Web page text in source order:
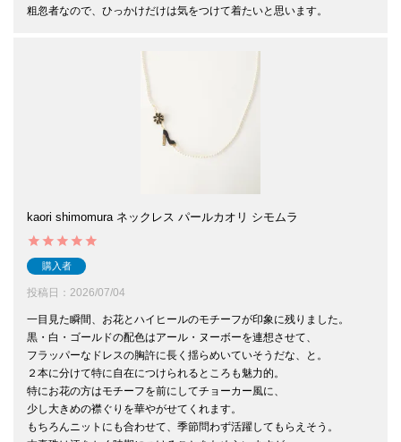
粗忽者なので、ひっかけだけは気をつけて着たいと思います。
kaori shimomura ネックレス パールカオリ シモムラ
購入者
投稿日 2026/07/04
一目見た瞬間、お花とハイヒールのモチーフが印象に残りました。
黒・白・ゴールドの配色はアール・ヌーボーを連想させて、
フラッパーなドレスの胸許に長く揺らめいていそうだな、と。
２本に分けて特に自在につけられるところも魅力的。
特にお花の方はモチーフを前にしてチョーカー風に、
少し大きめの襟ぐりを華やがせてくれます。
もちろんニットにも合わせて、季節問わず活躍してもらえそう。